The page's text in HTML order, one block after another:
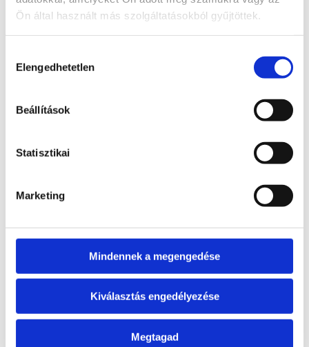
Ön által használt más szolgáltatásokból gyűjtöttek.
kiválasztása
Elengedhetetlen
Beállítások
Statisztikai
Marketing
Mindennek a megengedése
Kiválasztás engedélyezése
Megtagad
nappaliba látványos ásvány
hálószobába harmonizáló energiákhoz
különlegeset szeretnél adni
meditációhoz vagy spirituális térbe
gyönyörű, erős és jelentéssel teli, a rubellit
Amennyiben nagyobb ásványt
szeretnél,keress bizalommal emailben.
Érdekelhetnek még…
Kapcsolódó termékek